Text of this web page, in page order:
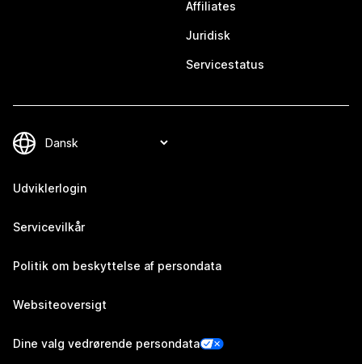
Affiliates
Juridisk
Servicestatus
Udviklerlogin
Servicevilkår
Politik om beskyttelse af persondata
Websiteoversigt
Dine valg vedrørende persondata